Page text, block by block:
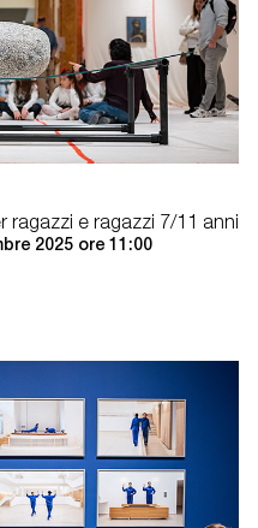
ragazzi e ragazzi 7/11 anni
2025 ore 11:00